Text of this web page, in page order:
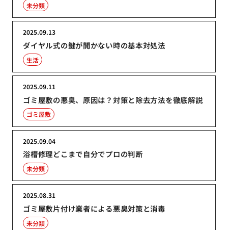
未分類
ダイヤル式の鍵が開かない時の基本対処法
2025.09.13
生活
ゴミ屋敷の悪臭、原因は？対策と除去方法を徹底解説
2025.09.11
ゴミ屋敷
浴槽修理どこまで自分でプロの判断
2025.09.04
未分類
ゴミ屋敷片付け業者による悪臭対策と消毒
2025.08.31
未分類